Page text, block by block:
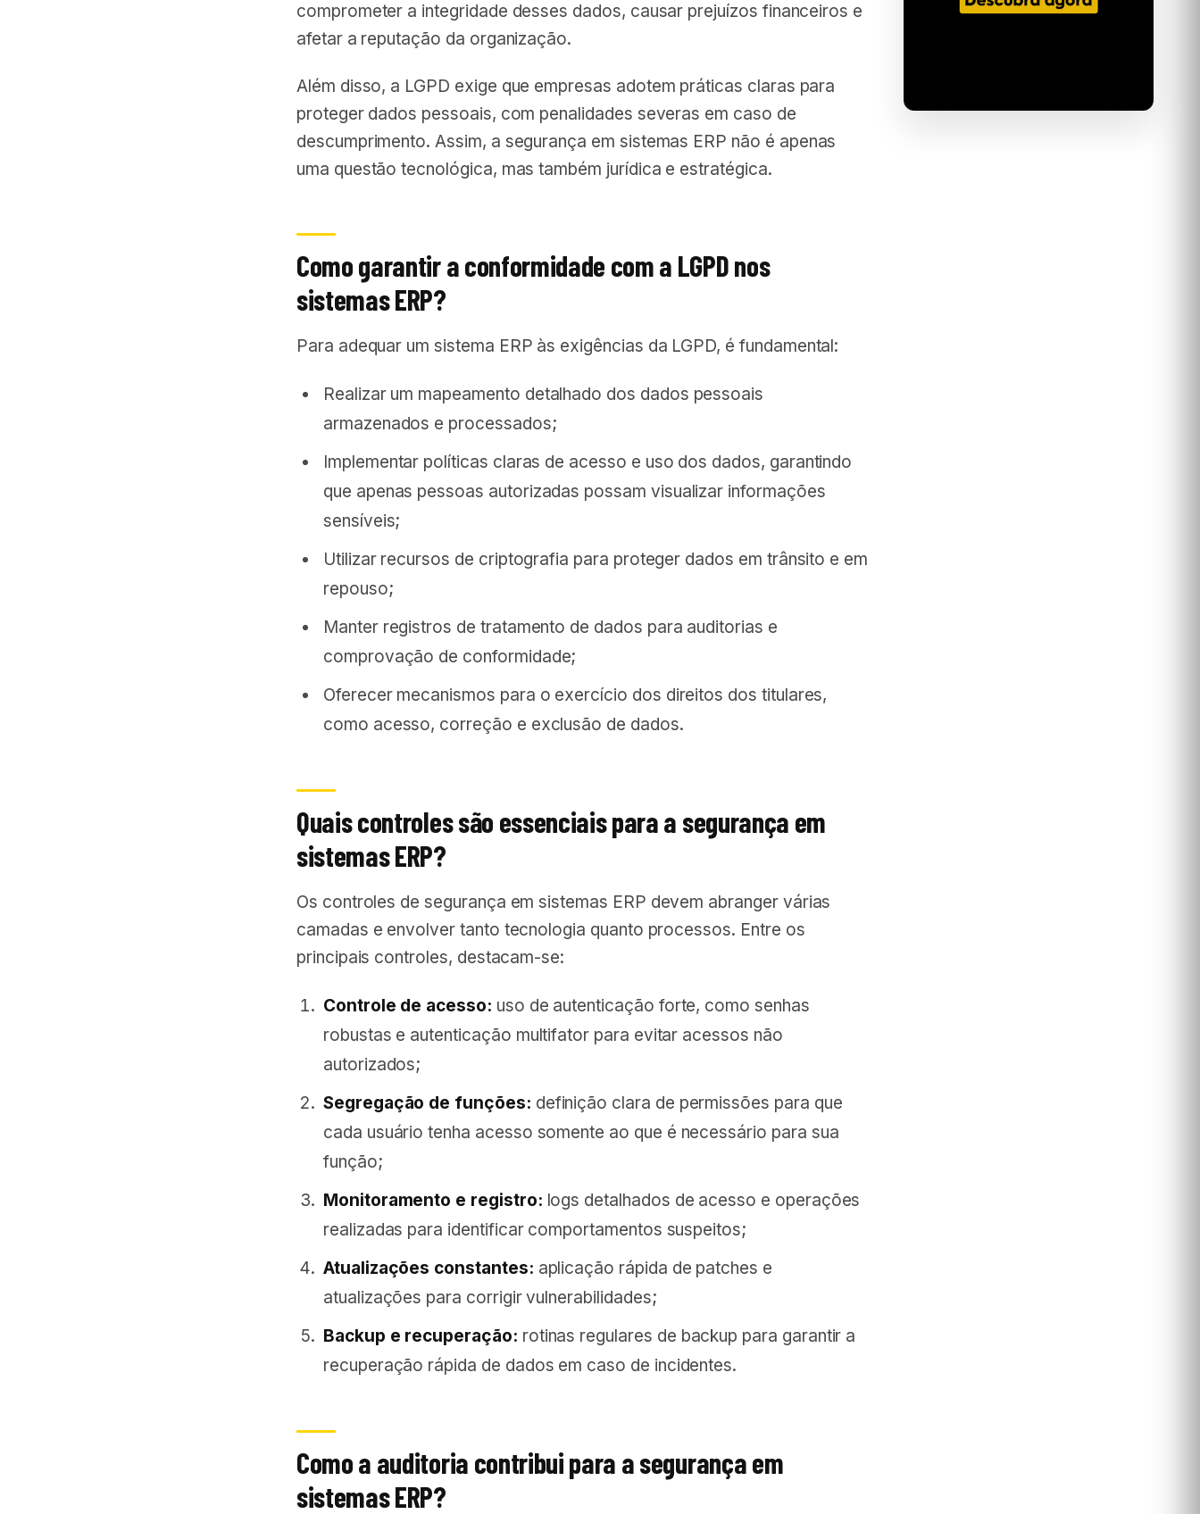
comprometer a integridade desses dados, causar prejuízos financeiros e
afetar a reputação da organização.
Além disso, a LGPD exige que empresas adotem práticas claras para
proteger dados pessoais, com penalidades severas em caso de
descumprimento. Assim, a segurança em sistemas ERP não é apenas
uma questão tecnológica, mas também jurídica e estratégica.
Como garantir a conformidade com a LGPD nos
sistemas ERP?
Para adequar um sistema ERP às exigências da LGPD, é fundamental:
Realizar um mapeamento detalhado dos dados pessoais
armazenados e processados;
Implementar políticas claras de acesso e uso dos dados, garantindo
que apenas pessoas autorizadas possam visualizar informações
sensíveis;
Utilizar recursos de criptografia para proteger dados em trânsito e em
repouso;
Manter registros de tratamento de dados para auditorias e
comprovação de conformidade;
Oferecer mecanismos para o exercício dos direitos dos titulares,
como acesso, correção e exclusão de dados.
Quais controles são essenciais para a segurança em
sistemas ERP?
Os controles de segurança em sistemas ERP devem abranger várias
camadas e envolver tanto tecnologia quanto processos. Entre os
principais controles, destacam-se:
Controle de acesso: uso de autenticação forte, como senhas
robustas e autenticação multifator para evitar acessos não
autorizados;
Segregação de funções: definição clara de permissões para que
cada usuário tenha acesso somente ao que é necessário para sua
função;
Monitoramento e registro: logs detalhados de acesso e operações
realizadas para identificar comportamentos suspeitos;
Atualizações constantes: aplicação rápida de patches e
atualizações para corrigir vulnerabilidades;
Backup e recuperação: rotinas regulares de backup para garantir a
recuperação rápida de dados em caso de incidentes.
Como a auditoria contribui para a segurança em
sistemas ERP?